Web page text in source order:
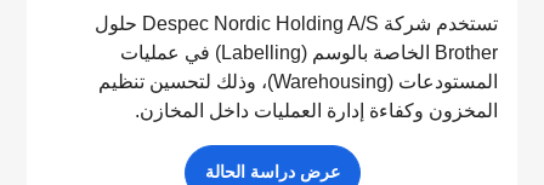
تستخدم شركة Despec Nordic Holding A/S حلول
Brother الخاصة بالوسم (Labelling) في عمليات
المستودعات (Warehousing)، وذلك لتحسين تنظيم
المخزون وكفاءة إدارة العمليات داخل المخازن.
عرض دراسة الحالة